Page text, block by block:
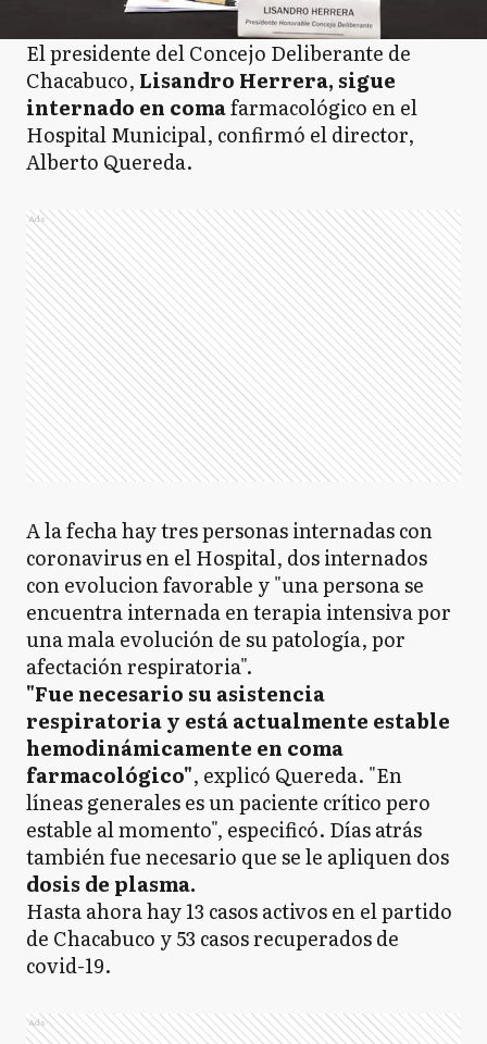
El presidente del Concejo Deliberante de
Chacabuco, Lisandro Herrera, sigue
internado en comafarmacológico en el
Hospital Municipal, confirmó el director,
Alberto Quereda.
Ads
A la fecha hay tres personas internadas con
coronavirus en el Hospital, dos internados
con evolucion favorable y "una persona se
encuentra internada en terapia intensiva por
una mala evolución de su patología, por
afectación respiratoria".
"Fue necesario su asistencia
respiratoria y está actualmente estable
hemodinámicamente en coma
farmacológico", explicó Quereda. "En
líneas generales es un paciente crítico pero
estable al momento", especificó. Días atrás
también fue necesario que se le apliquen dos
dosis de plasma.
Hasta ahora hay 13 casos activos en el partido
de Chacabuco y 53 casos recuperados de
covid-19.
Ads